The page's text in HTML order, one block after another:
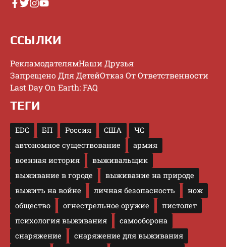
ССЫЛКИ
РекламодателямНаши Друзья
Запрещено Для ДетейОтказ От Ответственности
Last Day On Earth: FAQ
ТЕГИ
EDC БП Россия США
ЧС
автономное существование
армия
военная история
выживальщик
выживание в городе
выживание на природе
выжить на войне
личная безопасность
нож
общество
огнестрельное оружие
пистолет
психология выживания
самооборона
снаряжение
снаряжение для выживания